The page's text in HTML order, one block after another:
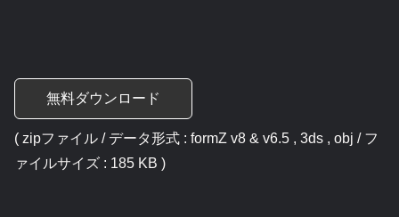
無料ダウンロード
( zipファイル / データ形式 : formZ v8 & v6.5 , 3ds , obj / フ
ァイルサイズ : 185 KB )